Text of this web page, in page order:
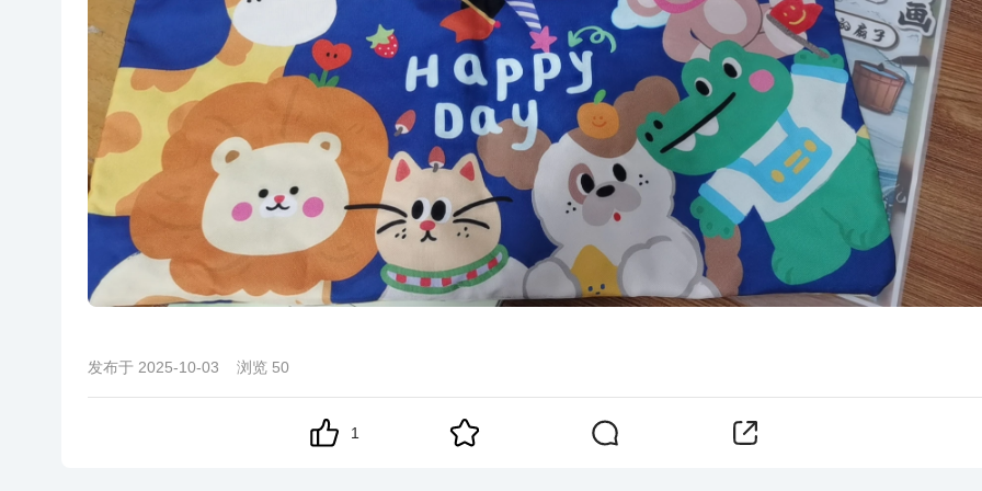
发布于 2025-10-03 浏览 50
1